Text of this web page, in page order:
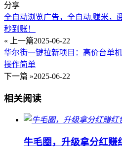
分享
全自动浏览广告，全自动.赚米，
秒到账！
« 上一篇2025-06-22
华尔街一键拉新项目：高价台单
操作简单
下一篇 »2025-06-22
相关阅读
牛毛圈，升级拿分红赚